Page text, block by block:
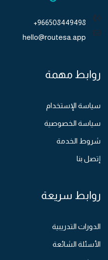
966508449498+
hello@routesa.app
روابط مهمة
سياسة الإستخدام
سياسة الخصوصية
شروط الخدمة
إتصل بنا
روابط سريعة
الدورات التدريبية
الأسئلة الشائعة